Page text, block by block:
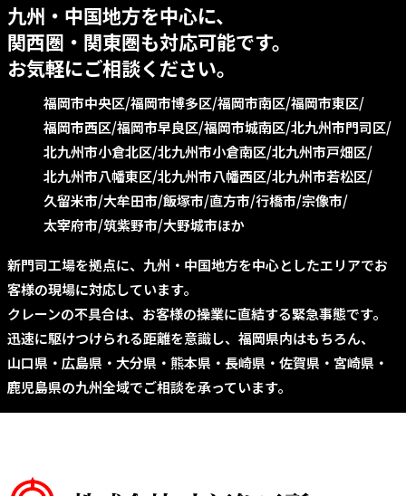
九州・中国地方を中心に、
関西圏・関東圏も対応可能です。
お気軽にご相談ください。
福岡市中央区 福岡市博多区 福岡市南区 福岡市東区
福岡市西区 福岡市早良区 福岡市城南区 北九州市門司区
北九州市小倉北区 北九州市小倉南区 北九州市戸畑区
北九州市八幡東区 北九州市八幡西区 北九州市若松区
久留米市 大牟田市 飯塚市 直方市 行橋市 宗像市
太宰府市 筑紫野市 大野城市ほか
新門司工場を拠点に、九州・中国地方を中心としたエリアでお
客様の現場に対応しています。
クレーンの不具合は、お客様の操業に直結する緊急事態です。
迅速に駆けつけられる距離を意識し、福岡県内はもちろん、
山口県・広島県・大分県・熊本県・長崎県・佐賀県・宮崎県・
鹿児島県の九州全域でご相談を承っています。